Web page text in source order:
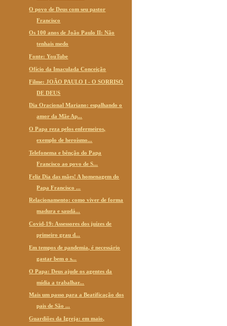
O povo de Deus com seu pastor
Francisco
Os 100 anos de João Paulo II: Não
tenhais medo
Fonte: YouTube
Ofício da Imaculada Conceição
Filme: JOÃO PAULO I - O SORRISO
DE DEUS
Dia Oracional Mariano: espalhando o
amor da Mãe Ap...
O Papa reza pelos enfermeiros,
exemplo de heroísmo...
Telefonema e bênção do Papa
Francisco ao povo de S...
Feliz Dia das mães! A homenagem do
Papa Francisco ...
Relacionamento: como viver de forma
madura e saudá...
Covid-19: Assessores dos juízes de
primeiro grau d...
Em tempos de pandemia, é necessário
gastar bem o s...
O Papa: Deus ajude os agentes da
mídia a trabalhar...
Mais um passo para a Beatificação dos
pais de São ...
Guardiões da Igreja: em maio,